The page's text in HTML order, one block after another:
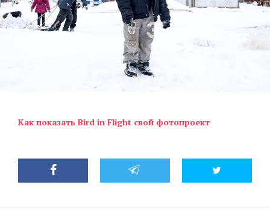
Как показать Bird in Flight свой фотопроект